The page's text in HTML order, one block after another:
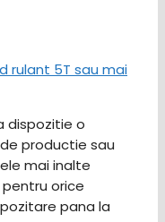
dispozitie o
productie sau
mai inalte
orice
pana la